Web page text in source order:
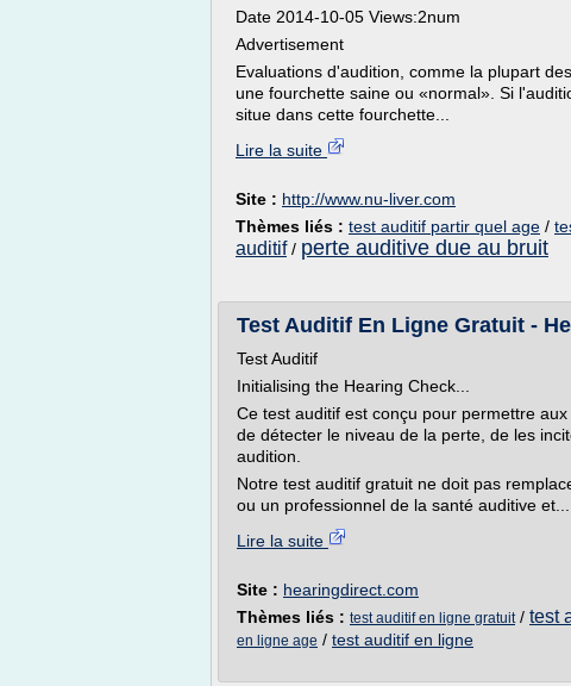
Date 2014-10-05 Views:2num
Advertisement
Evaluations d'audition, comme la plupart
une fourchette saine ou «normal». Si
situe dans cette fourchette...
Lire la suite
Site : http://www.nu-liver.com
Thèmes liés : test auditif partir quel age /
auditif/ perte auditive due au bruit
Test Auditif En Ligne Gratuit -
Test Auditif
Initialising the Hearing Check...
Ce test auditif est conçu pour permettre
de détecter le niveau de la perte, de les
audition.
Notre test auditif gratuit ne doit pas
ou un professionnel de la santé auditive et...
Lire la suite
Site : hearingdirect.com
Thèmes liés : test auditif en ligne gratuit/ test
en ligne age / test auditif en ligne